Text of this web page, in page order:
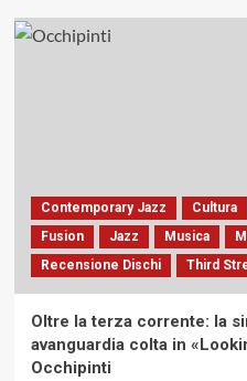
Contemporary Jazz Cultura
Fusion
Jazz Musica
Recensione Dischi
Third
Oltre la terza corrente: la
avanguardia colta in
Occhipinti